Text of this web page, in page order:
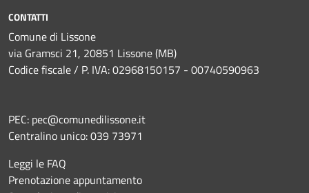
CONTATTI
Comune di Lissone
via Gramsci 21, 20851 Lissone (MB)
Codice fiscale / P. IVA: 02968150157 - 00740590963
PEC: pec@comunedilissone.it
Centralino unico:039 73971
Leggi le FAQ
Prenotazione appuntamento